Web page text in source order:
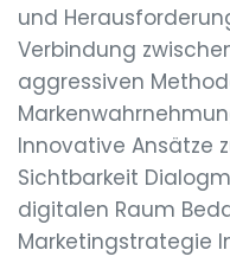
und
Verbindung
aggressiven
Innovative Ansätze
Sichtbarkeit
digitalen Raum
Marketingstrategie